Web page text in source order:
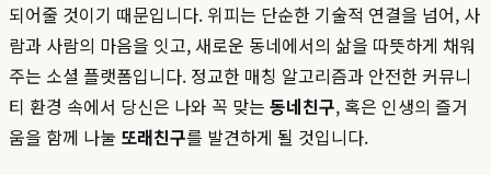
되어줄 것이기 때문입니다. 위피는 단순한 기술적 연결을 넘어, 사
람과 사람의 마음을 잇고, 새로운 동네에서의 삶을 따뜻하게 채워
주는 소셜 플랫폼입니다. 정교한 매칭 알고리즘과 안전한 커뮤니
티 환경 속에서 당신은 나와 꼭 맞는 동네친구, 혹은 인생의 즐거
움을 함께 나눌 또래친구를 발견하게 될 것입니다.